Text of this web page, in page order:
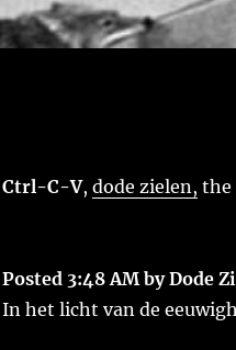
Ctrl-C-V, dode zielen, the
Posted 3:48 AM by Dode
In het licht van de